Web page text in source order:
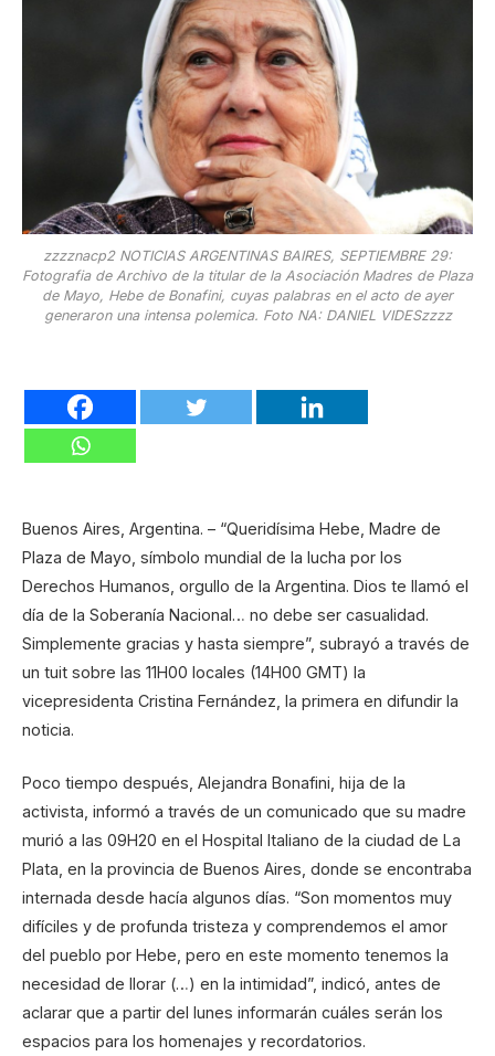
zzzznacp2 NOTICIAS ARGENTINAS BAIRES, SEPTIEMBRE 29:
Fotografia de Archivo de la titular de la Asociación Madres de Plaza
de Mayo, Hebe de Bonafini, cuyas palabras en el acto de ayer
generaron una intensa polemica. Foto NA: DANIEL VIDESzzzz
Buenos Aires, Argentina. – “Queridísima Hebe, Madre de
Plaza de Mayo, símbolo mundial de la lucha por los
Derechos Humanos, orgullo de la Argentina. Dios te llamó el
día de la Soberanía Nacional… no debe ser casualidad.
Simplemente gracias y hasta siempre”, subrayó a través de
un tuit sobre las 11H00 locales (14H00 GMT) la
vicepresidenta Cristina Fernández, la primera en difundir la
noticia.
Poco tiempo después, Alejandra Bonafini, hija de la
activista, informó a través de un comunicado que su madre
murió a las 09H20 en el Hospital Italiano de la ciudad de La
Plata, en la provincia de Buenos Aires, donde se encontraba
internada desde hacía algunos días. “Son momentos muy
difíciles y de profunda tristeza y comprendemos el amor
del pueblo por Hebe, pero en este momento tenemos la
necesidad de llorar (…) en la intimidad”, indicó, antes de
aclarar que a partir del lunes informarán cuáles serán los
espacios para los homenajes y recordatorios.